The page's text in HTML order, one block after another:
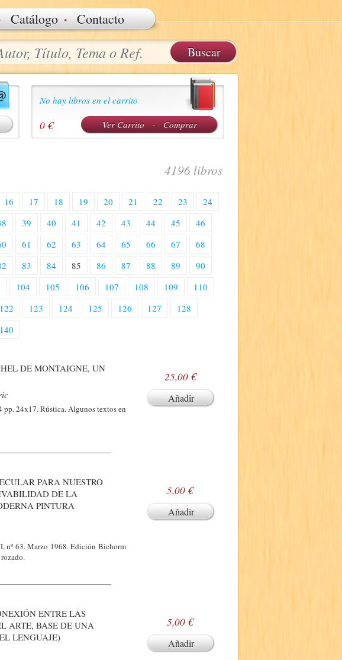
Catálogo · Contacto
No hay libros en el carrito
Ver Carrito · Comprar
0 €
4196 libros
16 17 18 19 20 21 22 23
24
39 40 41 42 43 44 45
46
61 62 63 64 65 66 67
68
83 84 85 86 87 88 89
90
104 105 106 107 108 109
110
122 123 124 125 126 127
128
140
DE MONTAIGNE, UN
24x17. Rústica. Algunos textos en
25,00 €
Añadir
PARA NUESTRO
DE LA
PINTURA
nº 63. Marzo 1968. Edición Bichorm
5,00 €
Añadir
ENTRE LAS
ARTE, BASE DE UNA
LENGUAJE)
5,00 €
Añadir